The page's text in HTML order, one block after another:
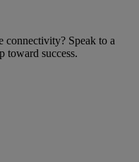
connectivity? Speak to a
toward success.